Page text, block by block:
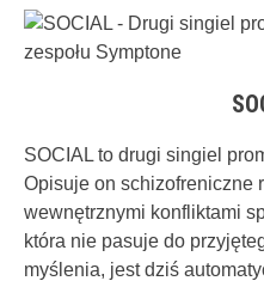
SOCIAL to drugi singiel
Opisuje on schizofreniczne
wewnętrznymi konfliktami
która nie pasuje do
myślenia, jest dziś